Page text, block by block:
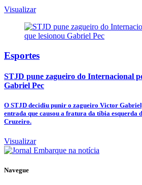
Visualizar
Esportes
STJD pune zagueiro do Internacional
Gabriel Pec
O STJD decidiu punir o zagueiro Victor
entrada que causou a fratura da tíbia esquerda
Cruzeiro.
Visualizar
Navegue